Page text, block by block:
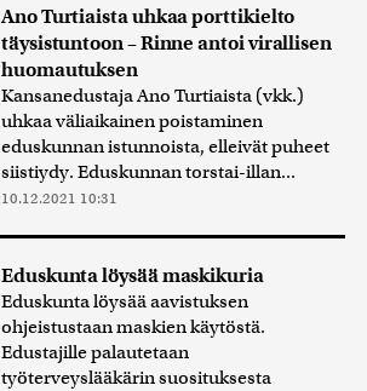
Ano Turtiaista uhkaa porttikielto
täysistuntoon – Rinne antoi virallisen
huomautuksen
Kansanedustaja Ano Turtiaista (vkk.)
uhkaa väliaikainen poistaminen
eduskunnan istunnoista, elleivät puheet
siistiydy. Eduskunnan torstai-illan...
10.12.2021 10:31
Eduskunta löysää maskikuria
Eduskunta löysää aavistuksen
ohjeistustaan maskien käytöstä.
Edustajille palautetaan
työterveyslääkärin suosituksesta